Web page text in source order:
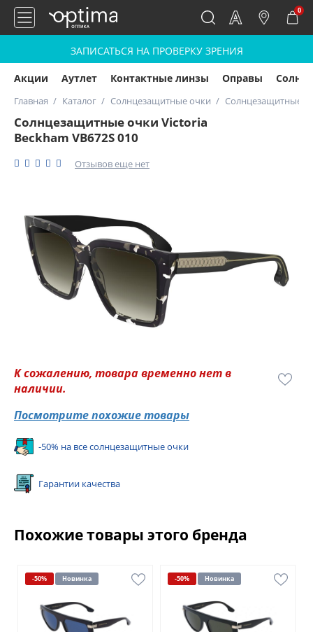
0
ЗАПИСАТЬСЯ НА ПРОВЕРКУ ЗРЕНИЯ
Акции Аутлет Контактные линзы Оправы
Главная Каталог Солнцезащитные очки Солнцезащитные
Солнцезащитные очки Victoria
Beckham VB672S 010
Отзывов еще нет
К сожалению, товара временно нет в
наличии.
Посмотрите похожие товары
-50% на все солнцезащитные очки
Гарантии качества
Похожие товары этого бренда
-50% Новинка -50% Новинка